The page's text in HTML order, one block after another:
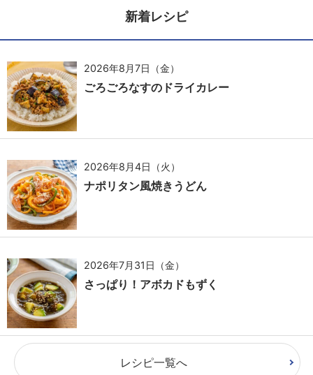
新着レシピ
2026年8月7日（金）
ごろごろなすのドライカレー
2026年8月4日（火）
ナポリタン風焼きうどん
2026年7月31日（金）
さっぱり！アボカドもずく
レシピ一覧へ